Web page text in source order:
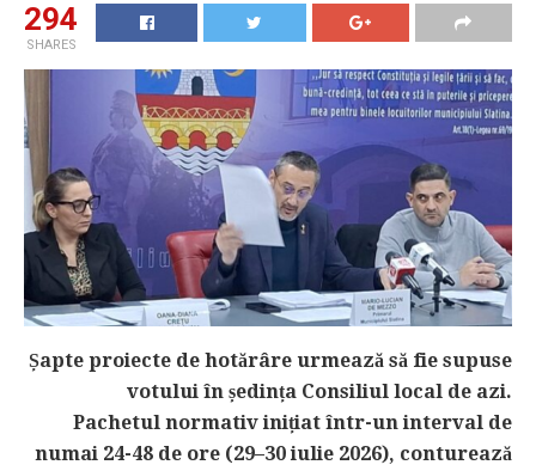
294
SHARES
Șapte proiecte de hotărâre urmează să fie supuse
votului în ședința Consiliul local de azi.
Pachetul normativ inițiat într-un interval de
numai 24-48 de ore (29–30 iulie 2026), conturează